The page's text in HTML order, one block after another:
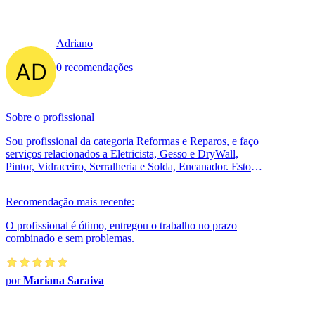
Adriano
0 recomendações
Sobre o profissional
Sou profissional da categoria Reformas e Reparos, e faço
serviços relacionados a Eletricista, Gesso e DryWall,
Pintor, Vidraceiro, Serralheria e Solda, Encanador. Estou
Recomendação mais recente:
O profissional é ótimo, entregou o trabalho no prazo
combinado e sem problemas.
porMariana Saraiva